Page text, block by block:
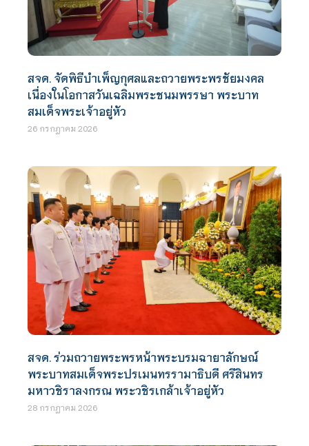
สจด. จัดพิธีบำเพ็ญกุศลและถวายพระพรชัยมงคล
เนื่องในโอกาสวันเฉลิมพระชนมพรรษา พระบาท
สมเด็จพระเจ้าอยู่หัว
26 กรกฎาคม 2026
สจด. ร่วมถวายพระพรหน้าพระบรมฉายาลักษณ์
พระบาทสมเด็จพระปรเมนทรรามาธิบดี ศรีสินทร
มหาวชิราลงกรณ พระวชิรเกล้าเจ้าอยู่หัว
28 กรกฎาคม 2026